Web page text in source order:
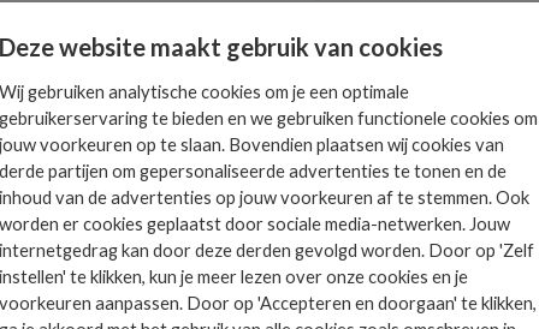
31324. Eerder meldde het Nationaal Cyber Security Centrum (NCSC)
in veelgebruikte Linux-software
ontdekt in de vorm van een achterdeur, ook wel backdoor
Deze website maakt gebruik van cookies
Wij gebruiken analytische cookies om je een optimale
gebruikerservaring te bieden en we gebruiken functionele cookies om
jouw voorkeuren op te slaan. Bovendien plaatsen wij cookies van
derde partijen om gepersonaliseerde advertenties te tonen en de
inhoud van de advertenties op jouw voorkeuren af te stemmen. Ook
worden er cookies geplaatst door sociale media-netwerken. Jouw
internetgedrag kan door deze derden gevolgd worden. Door op 'Zelf
instellen' te klikken, kun je meer lezen over onze cookies en je
voorkeuren aanpassen. Door op 'Accepteren en doorgaan' te klikken,